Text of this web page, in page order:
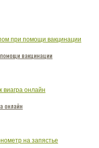
вакцинации
онлайн